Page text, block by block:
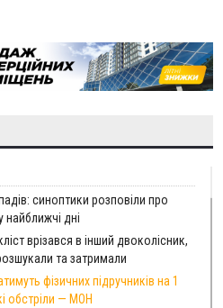
синоптики розповіли про
найближчі дні
врізався в інший двоколісник,
та затримали
фізичних підручників на 1
обстріли — МОН